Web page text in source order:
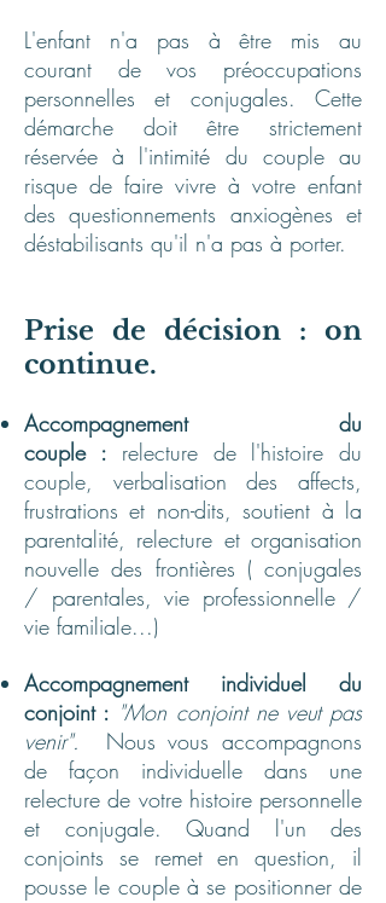
L'enfant n'a pas à être mis au
courant de vos préoccupations
personnelles et conjugales. Cette
démarche doit être strictement
réservée à l'intimité du couple au
risque de faire vivre à votre enfant
des questionnements anxiogènes et
déstabilisants qu'il n'a pas à porter.
Prise de décision : on
continue.
Accompagnement du
couple : relecture de l'histoire du
couple, verbalisation des affects,
frustrations et non-dits, soutient à la
parentalité, relecture et organisation
nouvelle des frontières ( conjugales
/ parentales, vie professionnelle /
vie familiale...)
Accompagnement individuel du
conjoint : "Mon conjoint ne veut pas
venir". Nous vous accompagnons
de façon individuelle dans une
relecture de votre histoire personnelle
et conjugale. Quand l'un des
conjoints se remet en question, il
pousse le couple à se positionner de